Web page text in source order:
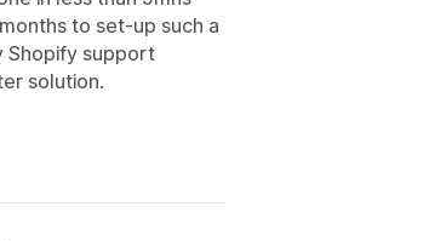
to set-up such a
Shopify support
solution.